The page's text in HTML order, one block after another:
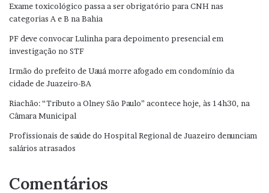
Exame toxicológico passa a ser obrigatório para CNH nas
categorias A e B na Bahia
PF deve convocar Lulinha para depoimento presencial em
investigação no STF
Irmão do prefeito de Uauá morre afogado em condomínio da
cidade de Juazeiro-BA
Riachão: “Tributo a Olney São Paulo” acontece hoje, às 14h30, na
Câmara Municipal
Profissionais de saúde do Hospital Regional de Juazeiro denunciam
salários atrasados
Comentários